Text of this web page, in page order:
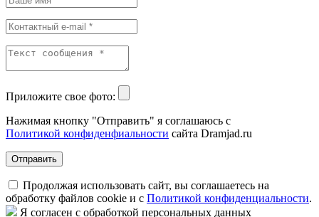
Приложите свое фото:
Нажимая кнопку "Отправить" я соглашаюсь с
Политикой конфиденфиальности сайта Dramjad.ru
Отправить
Продолжая использовать сайт, вы соглашаетесь на
обработку файлов cookie и с Политикой конфиденциальности.
Я согласен с обработкой персональных данных